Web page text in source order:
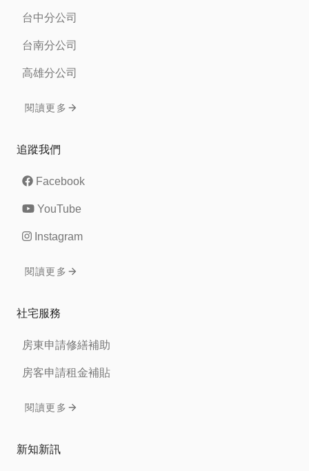
台中分公司
台南分公司
高雄分公司
閱讀更多
追蹤我們
Facebook
YouTube
Instagram
閱讀更多
社宅服務
房東申請修繕補助
房客申請租金補貼
閱讀更多
新知新訊